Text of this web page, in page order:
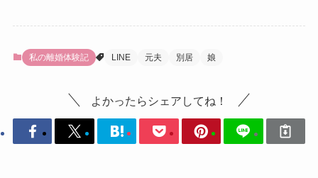
私の離婚体験記 LINE 元夫 別居 娘
よかったらシェアしてね！